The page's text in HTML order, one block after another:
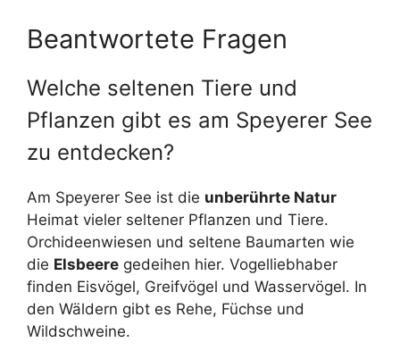
Beantwortete Fragen
Welche seltenen Tiere und
Pflanzen gibt es am Speyerer See
zu entdecken?
Am Speyerer See ist die unberührte Natur
Heimat vieler seltener Pflanzen und Tiere.
Orchideenwiesen und seltene Baumarten wie
die Elsbeere gedeihen hier. Vogelliebhaber
finden Eisvögel, Greifvögel und Wasservögel. In
den Wäldern gibt es Rehe, Füchse und
Wildschweine.